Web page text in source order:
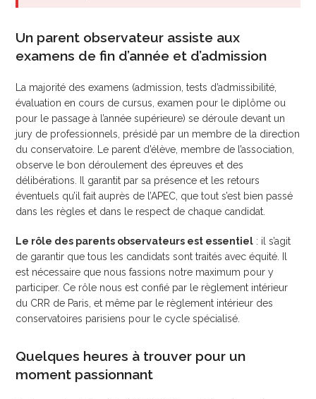
Un parent observateur assiste aux
examens de fin d’année et d’admission
La majorité des examens (admission, tests d’admissibilité,
évaluation en cours de cursus, examen pour le diplôme ou
pour le passage à l’année supérieure) se déroule devant un
jury de professionnels, présidé par un membre de la direction
du conservatoire. Le parent d’élève, membre de l’association,
observe le bon déroulement des épreuves et des
délibérations. Il garantit par sa présence et les retours
éventuels qu’il fait auprès de l’APEC, que tout s’est bien passé
dans les règles et dans le respect de chaque candidat.
Le rôle des parents observateurs est essentiel : il s’agit
de garantir que tous les candidats sont traités avec équité. Il
est nécessaire que nous fassions notre maximum pour y
participer. Ce rôle nous est confié par le règlement intérieur
du CRR de Paris, et même par le règlement intérieur des
conservatoires parisiens pour le cycle spécialisé.
Quelques heures à trouver pour un
moment passionnant